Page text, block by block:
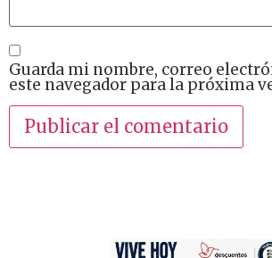
Guarda mi nombre, correo
este navegador para la próxima